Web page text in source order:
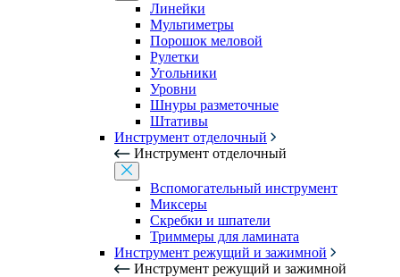
Линейки
Мультиметры
Порошок меловой
Рулетки
Угольники
Уровни
Шнуры разметочные
Штативы
Инструмент отделочный
Инструмент отделочный
Вспомогательный инструмент
Миксеры
Скребки и шпатели
Триммеры для ламината
Инструмент режущий и зажимной
Инструмент режущий и зажимной